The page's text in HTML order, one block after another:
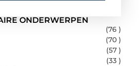
ONDERWERPEN
(76 )
(70 )
(57 )
(33 )